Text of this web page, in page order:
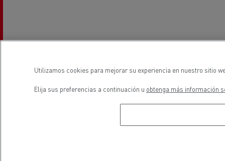
Utilizamos cookies para mejorar su experiencia en nuestro sitio
Elija sus preferencias a continuación u obtenga más información